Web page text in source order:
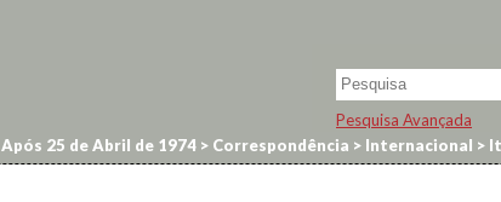
Pesquisa Avançada
Após 25 de Abril de 1974 > Correspondência > Internacional >